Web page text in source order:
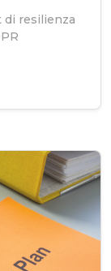
di resilienza